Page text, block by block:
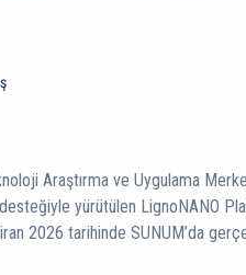
Araştırma ve Uygulama
yürütülen LignoNANO
2026 tarihinde SUNUM’da